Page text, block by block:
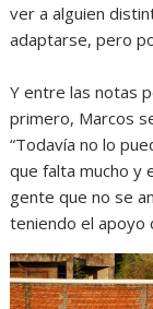
ver a alguien
adaptarse, pero
Y entre las notas
primero, Marcos
“Todavía no lo
que falta mucho y
gente que no se
teniendo el apoyo